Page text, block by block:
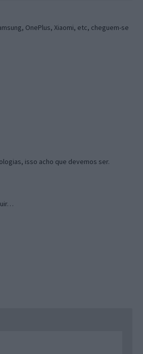
OnePlus, Xiaomi, etc, cheguem-se
isso acho que devemos ser.